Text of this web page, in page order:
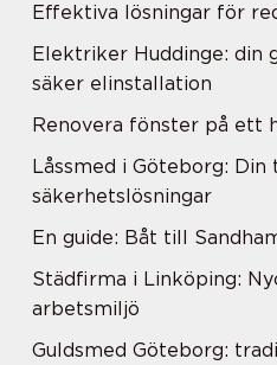
Effektiva lösningar för
Elektriker Huddinge: din
säker elinstallation
Renovera fönster på ett
Låssmed i Göteborg:
säkerhetslösningar
En guide: Båt till
Städfirma i Linköping:
arbetsmiljö
Guldsmed Göteborg: